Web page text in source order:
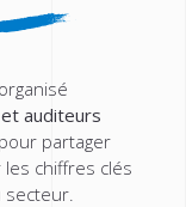
auditeurs
partager
chiffres clés